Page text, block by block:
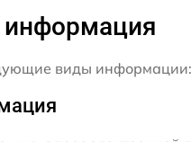
виды информации: